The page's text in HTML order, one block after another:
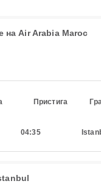
на Air Arabia Maroc
Пристига
04:35